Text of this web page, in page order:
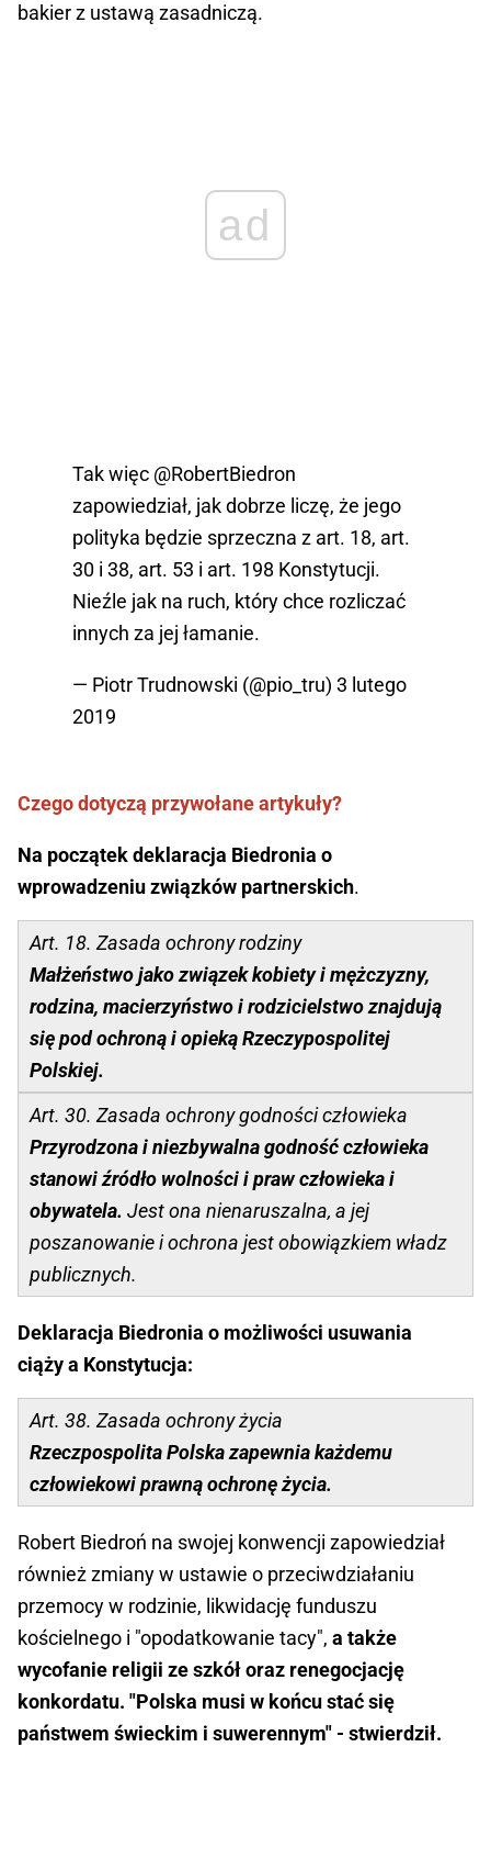
bakier z ustawą zasadniczą.
ad
Tak więc @RobertBiedron
zapowiedział, jak dobrze liczę, że jego
polityka będzie sprzeczna z art. 18, art.
30 i 38, art. 53 i art. 198 Konstytucji.
Nieźle jak na ruch, który chce rozliczać
innych za jej łamanie.
— Piotr Trudnowski (@pio_tru) 3 lutego
2019
Czego dotyczą przywołane artykuły?
Na początek deklaracja Biedronia o
wprowadzeniuzwiązków partnerskich.
Art. 18. Zasada ochrony rodziny
Małżeństwo jako związek kobiety i mężczyzny,
rodzina, macierzyństwo i rodzicielstwo znajdują
się pod ochroną i opieką Rzeczypospolitej
Polskiej.
Art. 30. Zasada ochrony godności człowieka
Przyrodzona i niezbywalna godność człowieka
stanowi źródło wolności i praw człowieka i
obywatela. Jest ona nienaruszalna, a jej
poszanowanie i ochrona jest obowiązkiem władz
publicznych.
Deklaracja Biedronia o możliwości usuwania
ciąży a Konstytucja:
Art. 38. Zasada ochrony życia
Rzeczpospolita Polska zapewnia każdemu
człowiekowi prawną ochronę życia.
Robert Biedroń na swojej konwencji zapowiedział
również zmiany w ustawie o przeciwdziałaniu
przemocy w rodzinie, likwidację funduszu
kościelnego i "opodatkowanie tacy", a także
wycofanie religii ze szkół oraz renegocjację
konkordatu. "Polska musi w końcu stać się
państwem świeckim i suwerennym" - stwierdził.